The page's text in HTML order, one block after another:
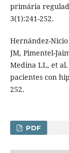
primária
3(1):241-252.
Hernández-Nicio
JM, Pimentel-
Medina LL, et
pacientes con
252.
PDF